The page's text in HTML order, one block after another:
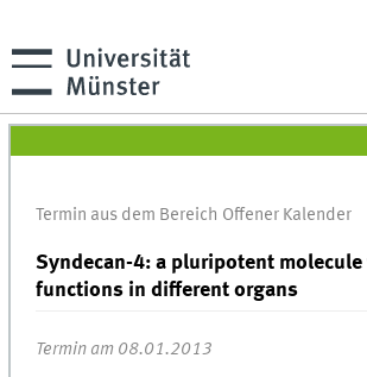
Termin aus dem Bereich Offener Kalender
Syndecan-4: a pluripotent
functions in different organs
Termin am 08.01.2013